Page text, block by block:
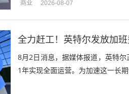
商业 2026-08-07
8月2日消息，据媒体报道，英特
1年实现全面运营。为加速这一长